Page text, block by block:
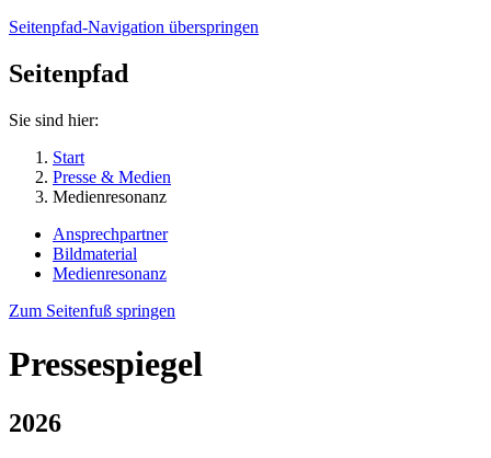
Seitenpfad-Navigation überspringen
Seitenpfad
Sie sind hier:
Start
Presse & Medien
Medienresonanz
Ansprechpartner
Bildmaterial
Medienresonanz
Zum Seitenfuß springen
Pressespiegel
2026